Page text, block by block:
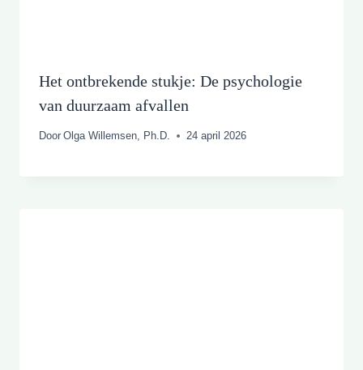
Het ontbrekende stukje: De psychologie
van duurzaam afvallen
Door Olga Willemsen, Ph.D. 24 april 2026